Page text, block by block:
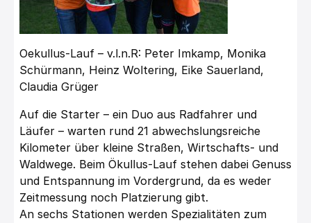
Oekullus-Lauf – v.l.n.R: Peter Imkamp, Monika
Schürmann, Heinz Woltering, Eike Sauerland,
Claudia Grüger
Auf die Starter – ein Duo aus Radfahrer und
Läufer – warten rund 21 abwechslungsreiche
Kilometer über kleine Straßen, Wirtschafts- und
Waldwege. Beim Ökullus-Lauf stehen dabei Genuss
und Entspannung im Vordergrund, da es weder
Zeitmessung noch Platzierung gibt.
An sechs Stationen werden Spezialitäten zum